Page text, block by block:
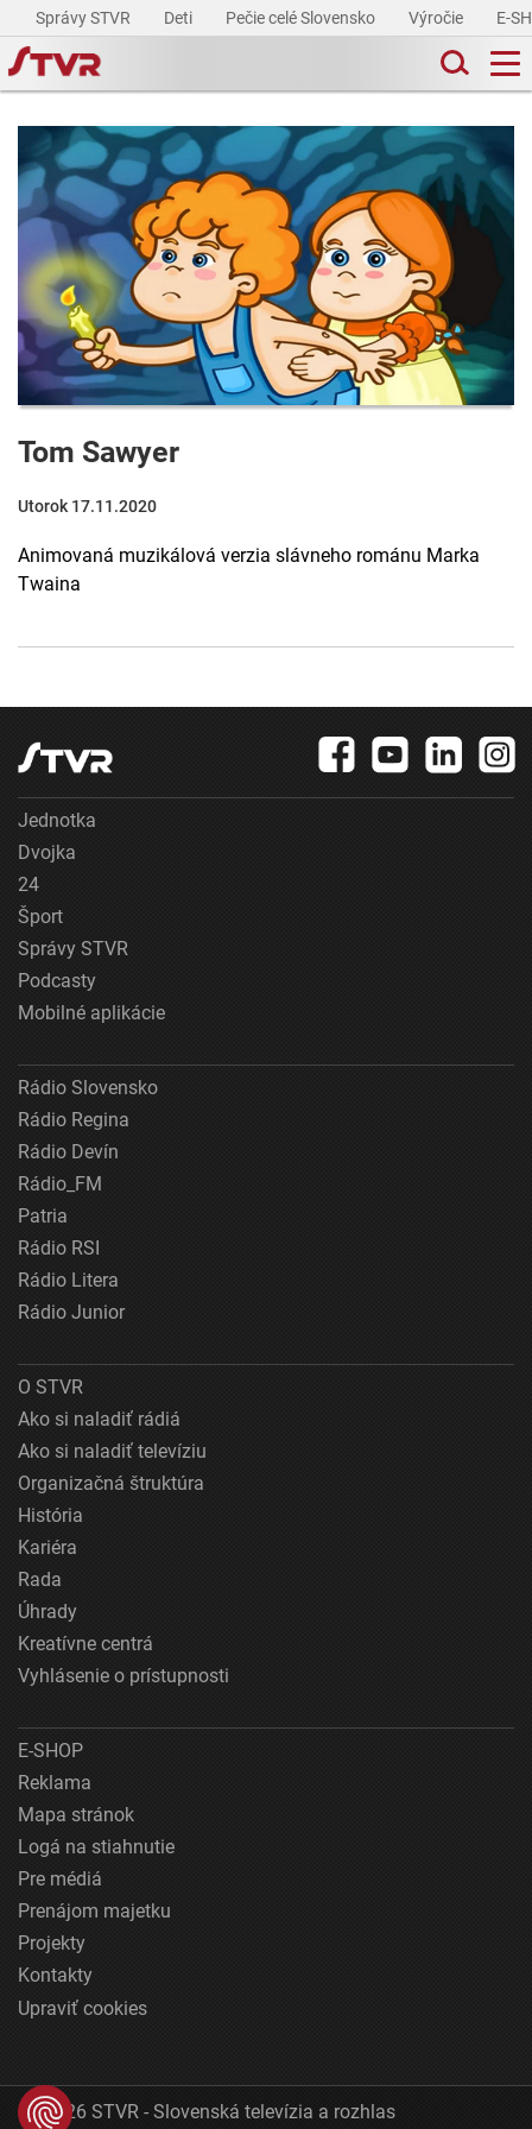
Správy STVR Deti Pečie celé Slovensko Výročie E-
Tom Sawyer
Utorok 17.11.2020
Animovaná muzikálová verzia slávneho románu Marka
Twaina
Jednotka
Dvojka
24
Šport
Správy STVR
Podcasty
Mobilné aplikácie
Rádio Slovensko
Rádio Regina
Rádio Devín
Rádio_FM
Patria
Rádio RSI
Rádio Litera
Rádio Junior
O STVR
Ako si naladiť rádiá
Ako si naladiť televíziu
Organizačná štruktúra
História
Kariéra
Rada
Úhrady
Kreatívne centrá
Vyhlásenie o prístupnosti
E-SHOP
Reklama
Mapa stránok
Logá na stiahnutie
Pre médiá
Prenájom majetku
Projekty
Kontakty
Upraviť cookies
© 2026 STVR - Slovenská televízia a rozhlas